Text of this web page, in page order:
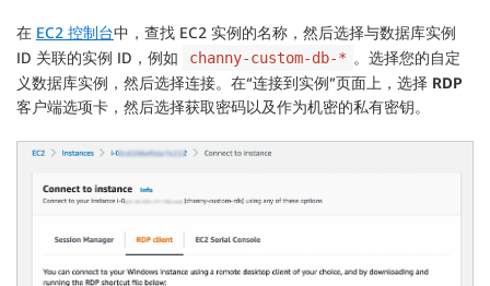
在 EC2 控制台中，查找 EC2 实例的名称，然后选择与数据库实例
ID 关联的实例 ID，例如
channy-custom-db-* 。选择您的自定
义数据库实例，然后选择连接。在“连接到实例”页面上，选择 RDP
客户端选项卡，然后选择获取密码以及作为机密的私有密钥。